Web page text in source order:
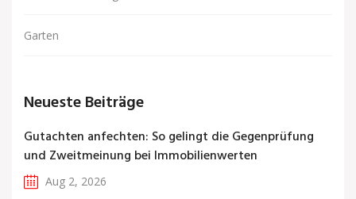
Garten
Neueste Beiträge
Gutachten anfechten: So gelingt die Gegenprüfung
und Zweitmeinung bei Immobilienwerten
Aug 2, 2026